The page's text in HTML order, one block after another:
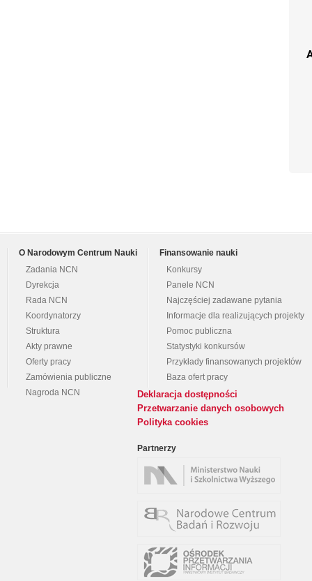
O Narodowym Centrum Nauki
Zadania NCN
Dyrekcja
Rada NCN
Koordynatorzy
Struktura
Akty prawne
Oferty pracy
Zamówienia publiczne
Nagroda NCN
Finansowanie nauki
Konkursy
Panele NCN
Najczęściej zadawane pytania
Informacje dla realizujących projekty
Pomoc publiczna
Statystyki konkursów
Przykłady finansowanych projektów
Baza ofert pracy
Deklaracja dostępności
Przetwarzanie danych osobowych
Polityka cookies
Partnerzy